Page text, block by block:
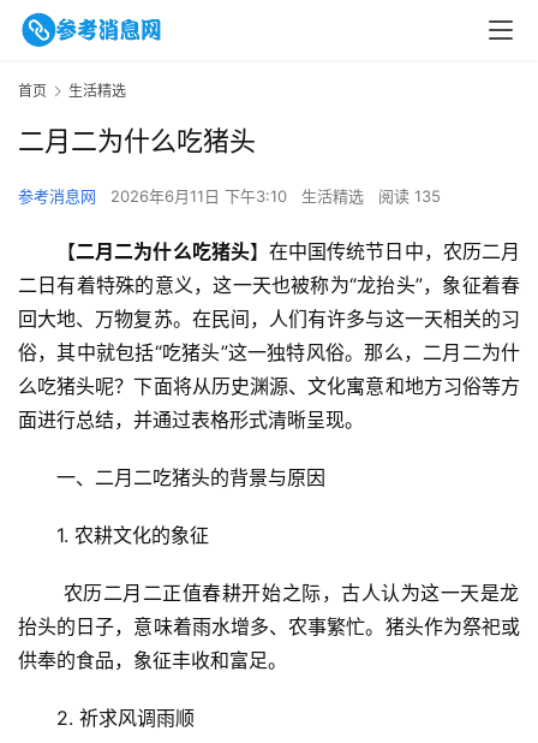
首页 生活精选
二月二为什么吃猪头
参考消息网 2026年6月11日 下午3:10 生活精选 阅读 135
【二月二为什么吃猪头】在中国传统节日中，农历二月
二日有着特殊的意义，这一天也被称为“龙抬头”，象征着春
回大地、万物复苏。在民间，人们有许多与这一天相关的习
俗，其中就包括“吃猪头”这一独特风俗。那么，二月二为什
么吃猪头呢？下面将从历史渊源、文化寓意和地方习俗等方
面进行总结，并通过表格形式清晰呈现。
一、二月二吃猪头的背景与原因
1. 农耕文化的象征
抬头的日子，意味着雨水增多、农事繁忙。猪头作为祭祀或
供奉的食品，象征丰收和富足。
2. 祈求风调雨顺